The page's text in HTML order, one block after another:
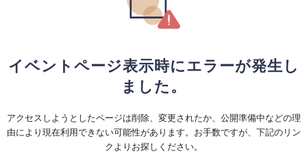
イベントページ表示時にエラーが発生し
ました。
アクセスしようとしたページは削除、変更されたか、公開準備中などの理
由により現在利用できない可能性があります。お手数ですが、下記のリン
クよりお探しください。